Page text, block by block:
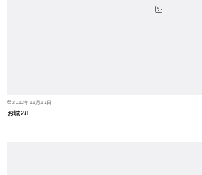
2012年11月11日
お城2Л